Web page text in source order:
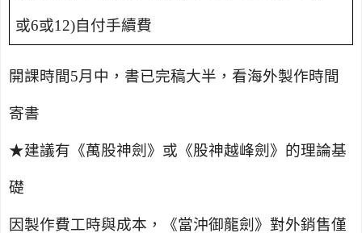
或6或12)自付手續費
開課時間5月中，書已完稿大半，看海外製作時間
寄書
★建議有《萬股神劍》或《股神越峰劍》的理論基
礎
因製作費工時與成本，《當沖御龍劍》對外銷售僅